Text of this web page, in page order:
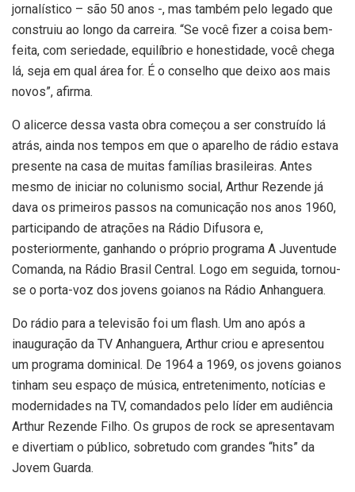
jornalístico – são 50 anos -, mas também pelo legado que
construiu ao longo da carreira. “Se você fizer a coisa bem-
feita, com seriedade, equilíbrio e honestidade, você chega
lá, seja em qual área for. É o conselho que deixo aos mais
novos”, afirma.
O alicerce dessa vasta obra começou a ser construído lá
atrás, ainda nos tempos em que o aparelho de rádio estava
presente na casa de muitas famílias brasileiras. Antes
mesmo de iniciar no colunismo social, Arthur Rezende já
dava os primeiros passos na comunicação nos anos 1960,
participando de atrações na Rádio Difusora e,
posteriormente, ganhando o próprio programa A Juventude
Comanda, na Rádio Brasil Central. Logo em seguida, tornou-
se o porta-voz dos jovens goianos na Rádio Anhanguera.
Do rádio para a televisão foi um flash. Um ano após a
inauguração da TV Anhanguera, Arthur criou e apresentou
um programa dominical. De 1964 a 1969, os jovens goianos
tinham seu espaço de música, entretenimento, notícias e
modernidades na TV, comandados pelo líder em audiência
Arthur Rezende Filho. Os grupos de rock se apresentavam
e divertiam o público, sobretudo com grandes “hits” da
Jovem Guarda.